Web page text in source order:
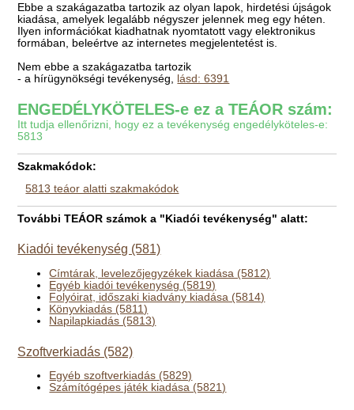
Ebbe a szakágazatba tartozik az olyan lapok, hirdetési újságok
kiadása, amelyek legalább négyszer jelennek meg egy héten.
Ilyen információkat kiadhatnak nyomtatott vagy elektronikus
formában, beleértve az internetes megjelentetést is.
Nem ebbe a szakágazatba tartozik
- a hírügynökségi tevékenység, lásd: 6391
ENGEDÉLYKÖTELES-e ez a TEÁOR szám:
Itt tudja ellenőrizni, hogy ez a tevékenység engedélyköteles-e:
5813
Szakmakódok:
5813 teáor alatti szakmakódok
További TEÁOR számok a "Kiadói tevékenység" alatt:
Kiadói tevékenység (581)
Címtárak, levelezőjegyzékek kiadása (5812)
Egyéb kiadói tevékenység (5819)
Folyóirat, időszaki kiadvány kiadása (5814)
Könyvkiadás (5811)
Napilapkiadás (5813)
Szoftverkiadás (582)
Egyéb szoftverkiadás (5829)
Számítógépes játék kiadása (5821)